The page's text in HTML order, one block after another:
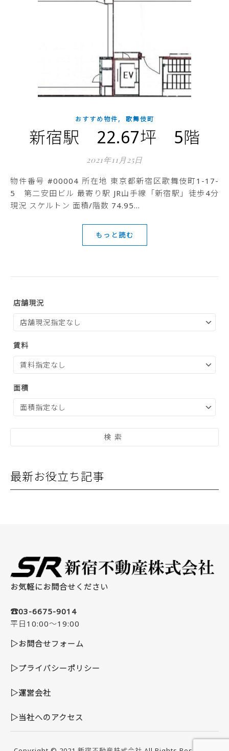
おすすめ物件, 歌舞伎町
新宿駅 22.67坪 5階
2021年11月25日
物件番号 #00004 所在地 東京都新宿区歌舞伎町1-17-
5 第二安田ビル 最寄り駅 JR山手線「新宿駅」徒歩4分
現況 スケルトン 面積/階数 74.95…
もっと読む
店舗現況
賃料
面積
最新お役立ち記事
お気軽にお問合せください
☎03-6675-9014
平日10:00～19:00
▷お問合せフォーム
▷プライバシーポリシー
▷運営会社
▷当社へのアクセス